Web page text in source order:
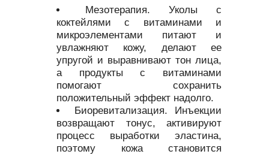
Мезотерапия. Уколы с
коктейлями с витаминами и
микроэлементами питают и
увлажняют кожу, делают ее
упругой и выравнивают тон лица,
а продукты с витаминами
помогают сохранить
положительный эффект надолго.
Биоревитализация. Инъекции
возвращают тонус, активируют
процесс выработки эластина,
поэтому кожа становится